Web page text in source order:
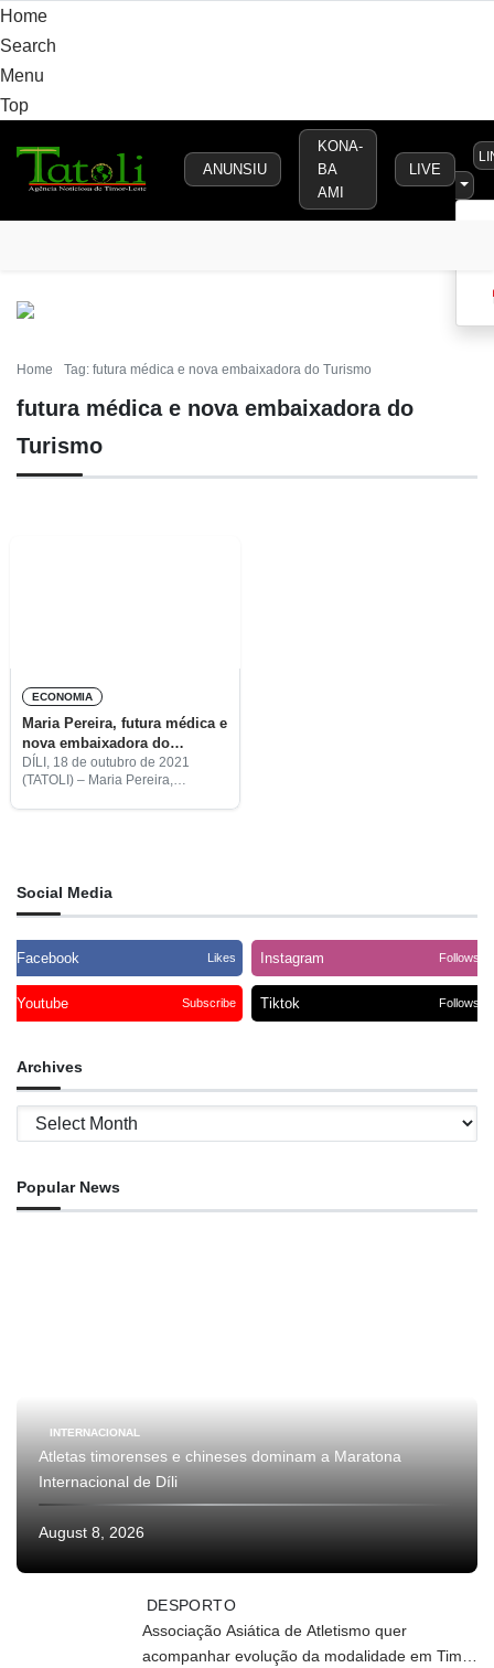
Home
Search
Menu
Top
ANUNSIU
KONA-
BA
AMI
LIVE
Home Tag: futura médica e nova embaixadora do Turismo
futura médica e nova embaixadora do
Turismo
ECONOMIA
Maria Pereira, futura médica e
nova embaixadora do
Turismo
DÍLI, 18 de outubro de 2021
(TATOLI) – Maria Pereira,
Social Media
Facebook Likes Instagram Follows
Youtube Subscribe Tiktok Follows
Archives
Archives
Popular News
INTERNACIONAL
Atletas timorenses e chineses dominam a Maratona
Internacional de Díli
August 8, 2026
DESPORTO
Associação Asiática de Atletismo quer
acompanhar evolução da modalidade em Timor